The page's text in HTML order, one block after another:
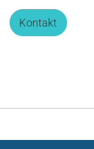
Kontakt